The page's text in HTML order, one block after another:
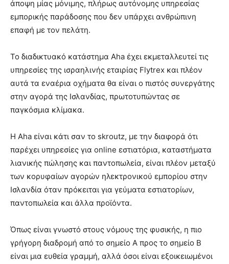
άποψη μίας μόνιμης, πλήρως αυτόνομης υπηρεσίας
εμπορικής παράδοσης που δεν υπάρχει ανθρώπινη
επαφή με τον πελάτη.
Το διαδικτυακό κατάστημα Aha έχει εκμεταλλευτεί τις
υπηρεσίες της ισραηλινής εταιρίας Flytrex και πλέον
αυτά τα εναέρια οχήματα θα είναι ο πιστός συνεργάτης
στην αγορά της Ισλανδίας, πρωτοτυπώντας σε
παγκόσμια κλίμακα.
Η Aha είναι κάτι σαν το skroutz, με την διαφορά ότι
παρέχει υπηρεσίες για online εστιατόρια, καταστήματα
λιανικής πώλησης και παντοπωλεία, είναι πλέον μεταξύ
των κορυφαίων αγορών ηλεκτρονικού εμπορίου στην
Ισλανδία όταν πρόκειται για γεύματα εστιατορίων,
παντοπωλεία και άλλα προϊόντα.
Όπως είναι γνωστό στους νόμους της φυσικής, η πιο
γρήγορη διαδρομή από το σημείο Α προς το σημείο Β
είναι μια ευθεία γραμμή, αλλά όσοι είναι εξοικειωμένοι